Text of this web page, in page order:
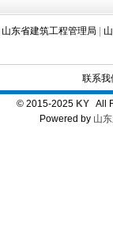
山东省建筑工程管理局
联系我
© 2015-2025 KY All
Powered by 山